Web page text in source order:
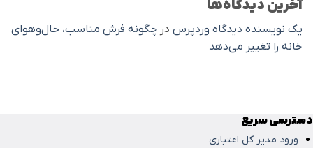
آخرین دیدگاه‌ها
یک نویسنده دیدگاه وردپرس در چگونه فرش مناسب، حال‌وهوای
خانه را تغییر می‌دهد
دسترسی سریع
ورود مدیر کل اعتباری